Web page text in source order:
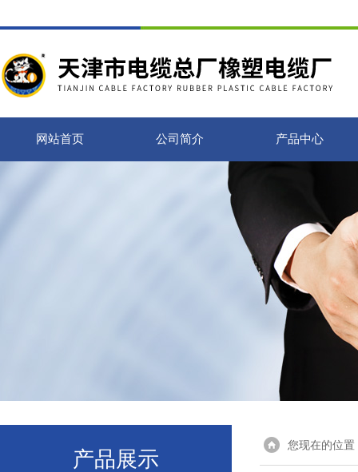
网站首页 公司简介 产品中心
产品展示
您现在的位置